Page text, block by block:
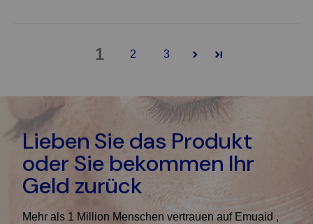
1 2 3
Lieben Sie das Produkt
oder Sie bekommen Ihr
Geld zurück
Mehr als 1 Million Menschen vertrauen auf Emuaid ,